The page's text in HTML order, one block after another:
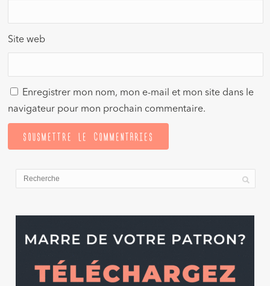
Site web
Enregistrer mon nom, mon e-mail et mon site dans le
navigateur pour mon prochain commentaire.